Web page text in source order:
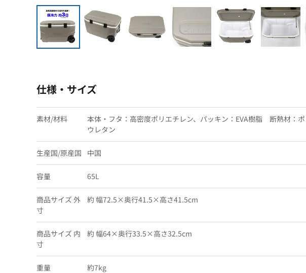
仕様・サイズ
素材/材料
本体・フタ：高密度ポリエチレン、パッキン：EVA樹脂 断熱材：ポ
ウレタン
生産国/原産国 中国
容量 65L
商品サイズ 外
寸
約 幅72.5×奥行41.5×高さ41.5cm
商品サイズ 内
寸
約 幅64×奥行33.5×高さ32.5cm
重量 約7kg